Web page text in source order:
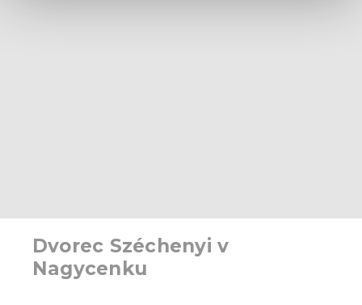
Dvorec Széchenyi v
Nagycenku